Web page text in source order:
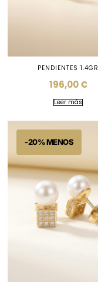
PENDIENTES 1.4GR
196,00€
Leer más